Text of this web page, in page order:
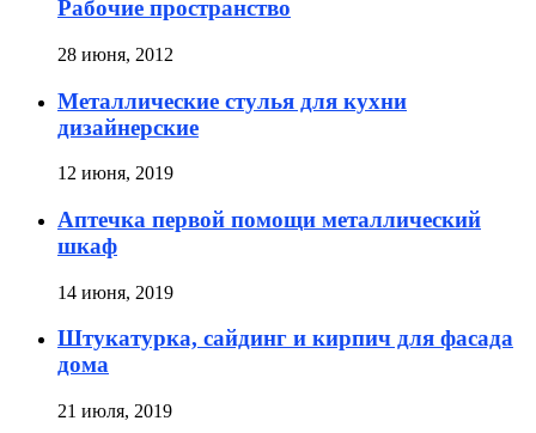
Рабочие пространство
28 июня, 2012
Металлические стулья для кухни
дизайнерские
12 июня, 2019
Аптечка первой помощи металлический
шкаф
14 июня, 2019
Штукатурка, сайдинг и кирпич для фасада
дома
21 июля, 2019